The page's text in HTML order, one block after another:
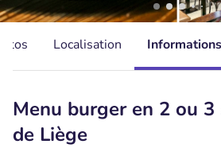
Localisation
Menu burger en 2 ou 3
de Liège